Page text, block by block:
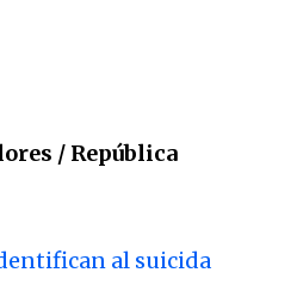
/ República
al suicida